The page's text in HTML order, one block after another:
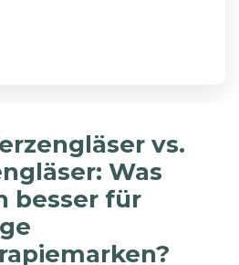
vs.
Was
besser für